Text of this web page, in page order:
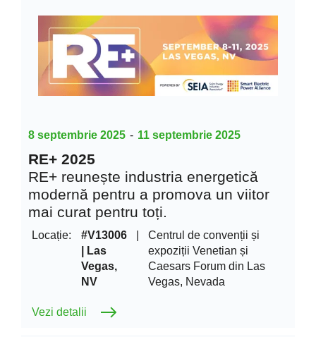
8 septembrie 2025 - 11 septembrie 2025
RE+ 2025
RE+ reunește industria energetică
modernă pentru a promova un viitor
mai curat pentru toți.
Locație:
#V13006
| Las
Vegas,
NV
Centrul de convenții și
expoziții Venetian și
Caesars Forum din Las
Vegas, Nevada
Vezi detalii